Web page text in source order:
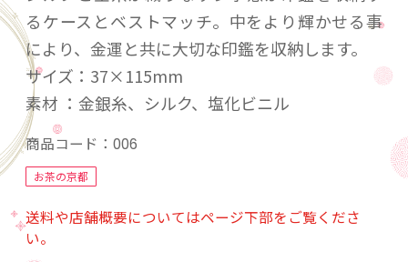
るケースとベストマッチ。中をより輝かせる事
により、金運と共に大切な印鑑を収納します。
サイズ：37×115mm
素材 ：金銀糸、シルク、塩化ビニル
商品コード： 006
お茶の京都
送料や店舗概要についてはページ下部をご覧くださ
い。